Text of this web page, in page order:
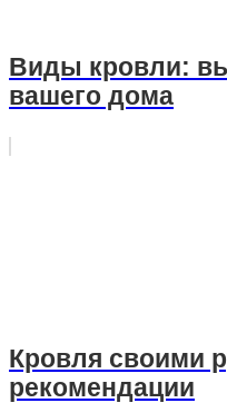
Виды кровли:
вашего дома
Кровля своими
рекомендации